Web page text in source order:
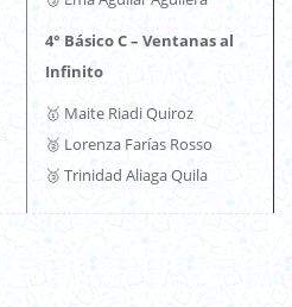
4° Básico C – Ventanas al
Infinito
🥇 Maite Riadi Quiroz
🥈 Lorenza Farías Rosso
🥉 Trinidad Aliaga Quila